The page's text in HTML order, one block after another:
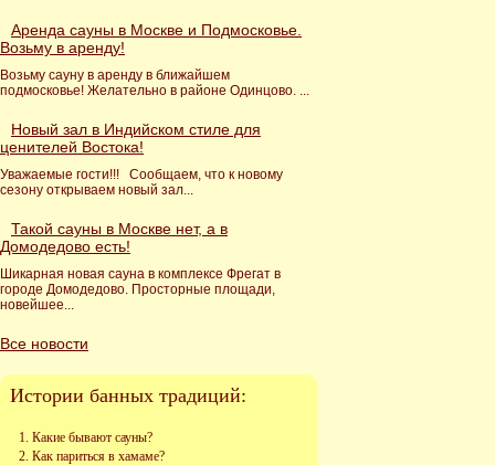
Аренда сауны в Москве и Подмосковье.
Возьму в аренду!
Возьму сауну в аренду в ближайшем
подмосковье! Желательно в районе Одинцово. ...
Новый зал в Индийском стиле для
ценителей Востока!
Уважаемые гости!!! Сообщаем, что к новому
сезону открываем новый зал...
Такой сауны в Москве нет, а в
Домодедово есть!
Шикарная новая сауна в комплексе Фрегат в
городе Домодедово. Просторные площади,
новейшее...
Все новости
Истории банных традиций:
Какие бывают сауны?
Как париться в хамаме?